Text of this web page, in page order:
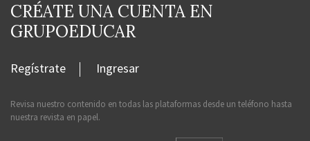
CRÉATE UNA CUENTA EN
GRUPOEDUCAR
Regístrate Ingresar
Revisa nuestro contenido en todas las plataformas desde un teléfono hasta
nuestra revista en papel.